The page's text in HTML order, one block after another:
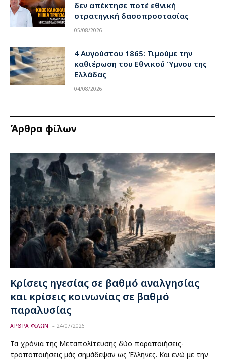
δεν απέκτησε ποτέ εθνική
στρατηγική δασοπροστασίας
05/08/2026
4 Αυγούστου 1865: Τιμούμε την
καθιέρωση του Εθνικού Ύμνου της
Ελλάδας
04/08/2026
Άρθρα φίλων
Κρίσεις ηγεσίας σε βαθμό αναλγησίας
και κρίσεις κοινωνίας σε βαθμό
παραλυσίας
ΑΡΘΡΑ ΦΙΛΩΝ 24/07/2026
Τα χρόνια της Μεταπολίτευσης δύο παραποιήσεις-
τροποποιήσεις μάς σημάδεψαν ως Έλληνες. Και ενώ με την